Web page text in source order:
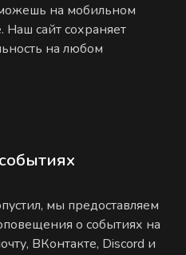
на мобильном
сайт сохраняет
на любом
мы предоставляем
о событиях на
ВКонтакте, Discord и